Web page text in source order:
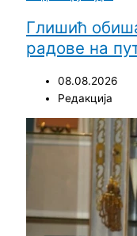
Глишић
радове на
08.08.2026
Редакција